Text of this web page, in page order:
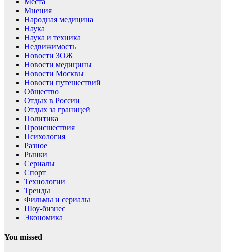
Мнения
Народная медицина
Наука
Наука и техника
Недвижимость
Новости ЗОЖ
Новости медицины
Новости Москвы
Новости путешествий
Общество
Отдых в России
Отдых за границей
Политика
Происшествия
Психология
Разное
Рынки
Сериалы
Спорт
Технологии
Тренды
Фильмы и сериалы
Шоу-бизнес
Экономика
You missed